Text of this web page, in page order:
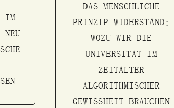
IM
DAS MENSCHLICHE
PRINZIP WIDERSTAND:
WOZU WIR DIE
UNIVERSITÄT IM
ZEITALTER
ALGORITHMISCHER
GEWISSHEIT BRAUCHEN